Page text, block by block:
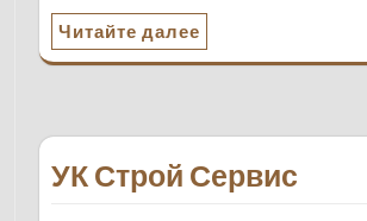
Читайте далее
УК Строй Сервис